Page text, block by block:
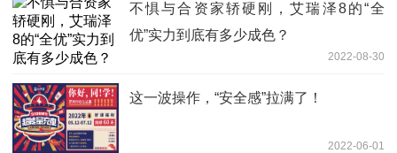
不惧与合资家轿硬刚，艾瑞泽8的“全
优”实力到底有多少成色？
2022-08-30
这一波操作，“安全感”拉满了！
2022-06-01